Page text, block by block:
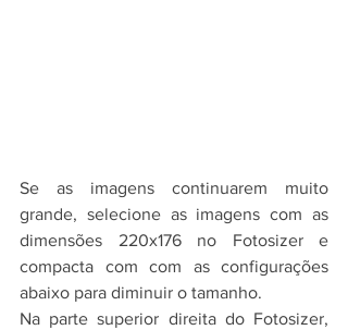
Se as imagens continuarem muito
grande, selecione as imagens com as
dimensões 220x176 no Fotosizer e
compacta com com as configurações
abaixo para diminuir o tamanho.
Na parte superior direita do Fotosizer,